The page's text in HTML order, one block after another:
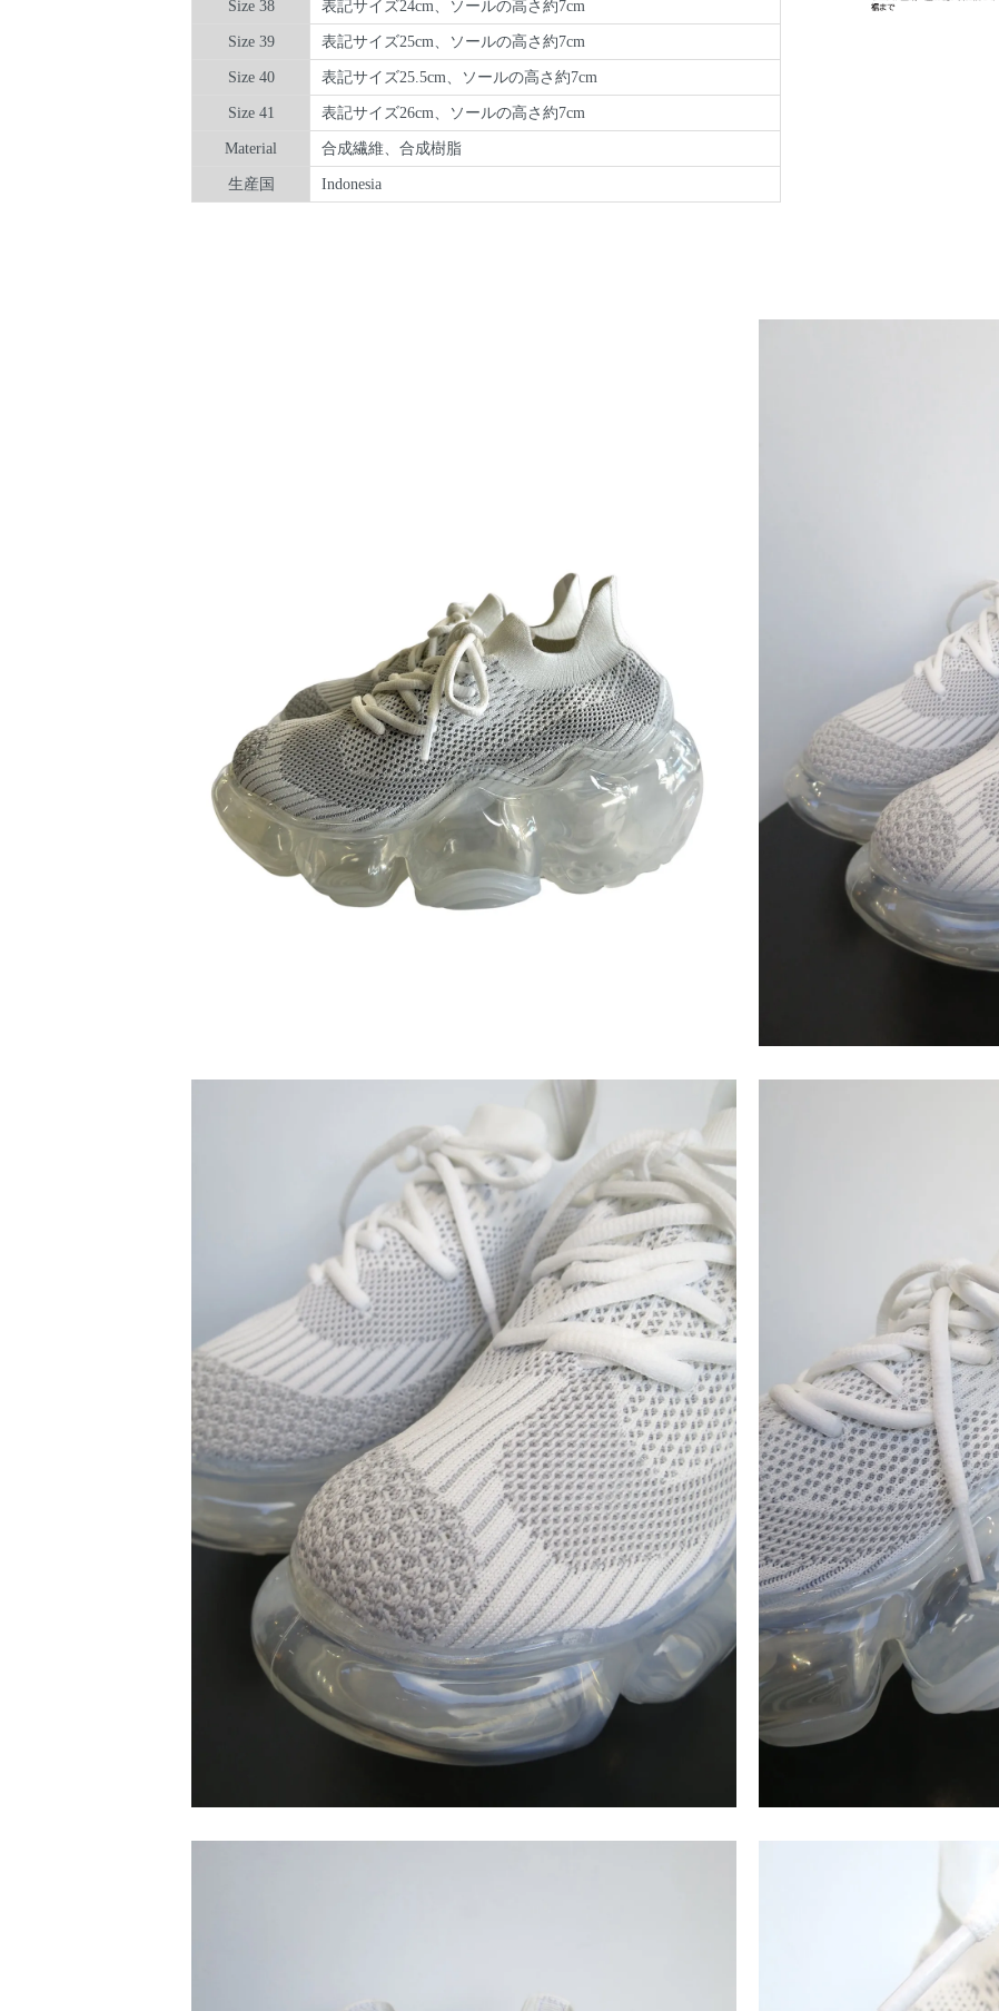
Size 38 表記サイズ24cm、ソールの高さ約7cm
Size 39 表記サイズ25cm、ソールの高さ約7cm
Size 40 表記サイズ25.5cm、ソールの高さ約7cm
Size 41 表記サイズ26cm、ソールの高さ約7cm
Material 合成繊維、合成樹脂
生産国 Indonesia